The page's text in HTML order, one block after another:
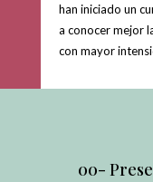
han iniciado un
a conocer mejor
con mayor
00-